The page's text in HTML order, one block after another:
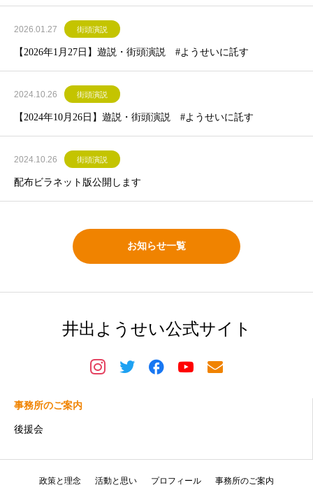
2026.01.27 街頭演説
【2026年1月27日】遊説・街頭演説 #ようせいに託す
2024.10.26 街頭演説
【2024年10月26日】遊説・街頭演説 #ようせいに託す
2024.10.26 街頭演説
配布ビラネット版公開します
お知らせ一覧
井出ようせい公式サイト
事務所のご案内
後援会
政策と理念 活動と思い プロフィール 事務所のご案内